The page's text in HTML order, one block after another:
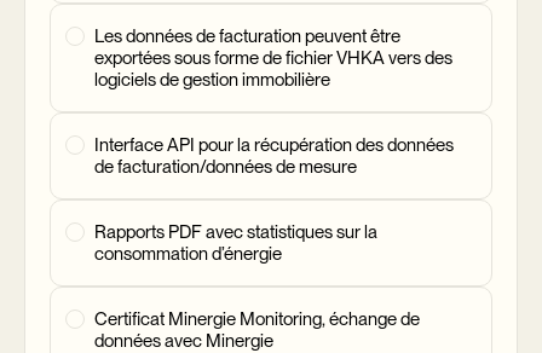
Les données de facturation peuvent être
exportées sous forme de fichier VHKA vers des
logiciels de gestion immobilière
Interface API pour la récupération des données
de facturation/données de mesure
Rapports PDF avec statistiques sur la
consommation d’énergie
Certificat Minergie Monitoring, échange de
données avec Minergie